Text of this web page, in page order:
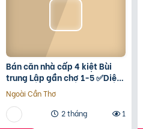
Bán căn nhà cấp 4 kiệt Bùi
trung Lập gần chợ 1-5 ✅Diện
tích 5*22 ✅Hướng Tây Bắc
✅Đường oto thông
Ngoài Cần Thơ
2 tháng
1